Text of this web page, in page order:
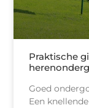
Praktische
Goed
Een